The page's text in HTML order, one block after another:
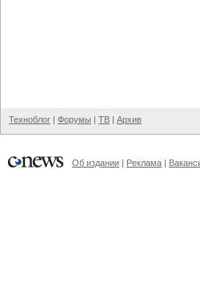
Техноблог | Форумы | ТВ | Архив
Об издании | Реклама |